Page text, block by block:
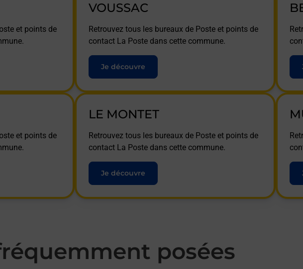
et points de
VOUSSAC
Retrouvez tous les bureaux de Poste et points de
contact La Poste dans cette commune.
Je découvre
et points de
LE MONTET
Retrouvez tous les bureaux de Poste et points de
contact La Poste dans cette commune.
Je découvre
posées